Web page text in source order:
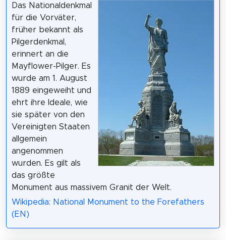
Das Nationaldenkmal
für die Vorväter,
früher bekannt als
Pilgerdenkmal,
erinnert an die
Mayflower-Pilger. Es
wurde am 1. August
1889 eingeweiht und
ehrt ihre Ideale, wie
sie später von den
Vereinigten Staaten
allgemein
angenommen
wurden. Es gilt als
das größte
Monument aus massivem Granit der Welt.
Wikipedia: National Monument to the Forefathers
(EN)